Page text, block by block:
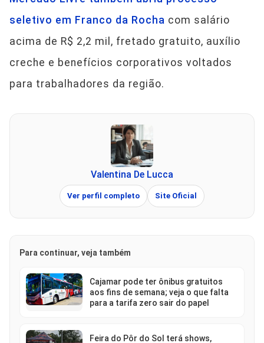
seletivo em Franco da Rocha com salário
acima de R$ 2,2 mil, fretado gratuito, auxílio
creche e benefícios corporativos voltados
para trabalhadores da região.
Valentina De Lucca
Ver perfil completo Site Oficial
Para continuar, veja também
Cajamar pode ter ônibus gratuitos
aos fins de semana; veja o que falta
para a tarifa zero sair do papel
Feira do Pôr do Sol terá shows,